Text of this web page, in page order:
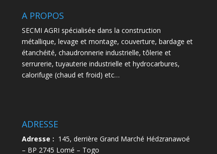
A PROPOS
SECMI AGRI spécialisée dans la construction
métallique, levage et montage, couverture, bardage et
étanchéité, chaudronnerie industrielle, tôlerie et
serrurerie, tuyauterie industrielle et hydrocarbures,
calorifuge (chaud et froid) etc…
ADRESSE
Adresse : 145, derrière Grand Marché Hédzranawoé
– BP 2745 Lomé – Togo